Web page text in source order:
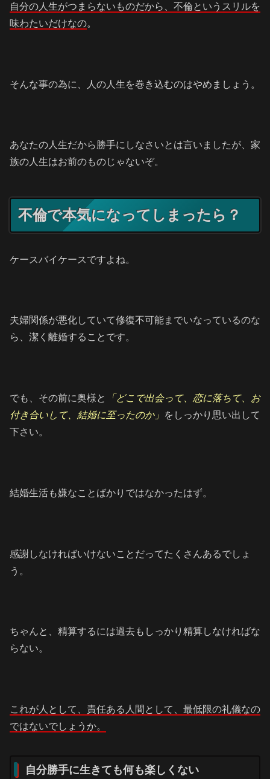
自分の人生がつまらないものだから、不倫というスリルを
味わたいだけなの。
そんな事の為に、人の人生を巻き込むのはやめましょう。
あなたの人生だから勝手にしなさいとは言いましたが、家
族の人生はお前のものじゃないぞ。
不倫で本気になってしまったら？
ケースバイケースですよね。
夫婦関係が悪化していて修復不可能までいなっているのな
ら、潔く離婚することです。
でも、その前に奥様と
「どこで出会って、恋に落ちて、お
付き合いして、結婚に至ったのか」 をしっかり思い出して
下さい。
結婚生活も嫌なことばかりではなかったはず。
感謝しなければいけないことだってたくさんあるでしょ
う。
ちゃんと、精算するには過去もしっかり精算しなければな
らない。
これが人として、責任ある人間として、最低限の礼儀なの
ではないでしょうか。
自分勝手に生きても何も楽しくない